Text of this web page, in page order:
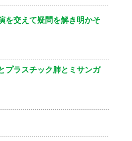
を交えて疑問を解き明かそ
プラスチック肺とミサンガ